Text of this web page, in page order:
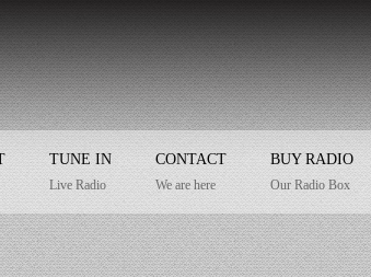
TUNE IN
Live Radio
CONTACT
We are here
BUY RADIO
Our Radio Box